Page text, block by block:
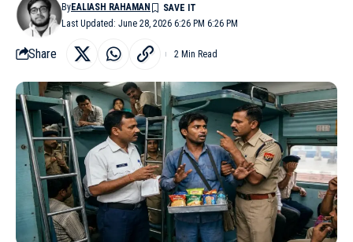
Last Updated: June 28, 2026 6:26 PM 6:26 PM
ByEALIASH RAHAMAN
Share 2 Min Read